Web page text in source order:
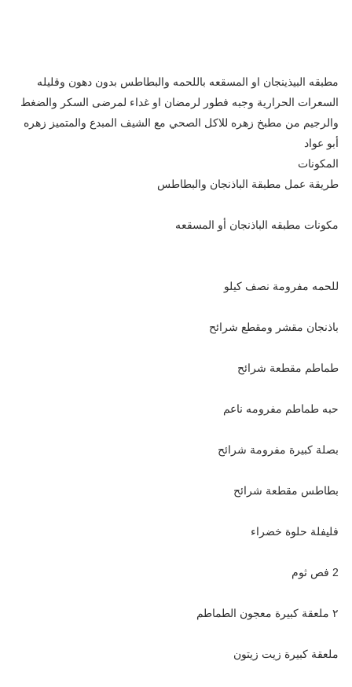
مطبقه البيذينجان او المسقعه باللحمه والبطاطس بدون دهون وقليله
السعرات الحرارية وجبه فطور لرمضان او غداء لمرضى السكر والضغط
والرجيم من مطبخ زهره للاكل الصحي مع الشيف المبدع والمتميز زهره
أبو عواد
المكونات
طريقة عمل مطبقة الباذنجان والبطاطس
مكونات مطبقه الباذنجان أو المسقعه
للحمه مفرومة نصف كيلو
باذنجان مقشر ومقطع شرائح
طماطم مقطعة شرائح
حبه طماطم مفرومه ناعم
بصلة كبيرة مفرومة شرائح
بطاطس مقطعة شرائح
فليفلة حلوة خضراء
2 فص ثوم
٢ ملعقة كبيرة معجون الطماطم
ملعقة كبيرة زيت زيتون